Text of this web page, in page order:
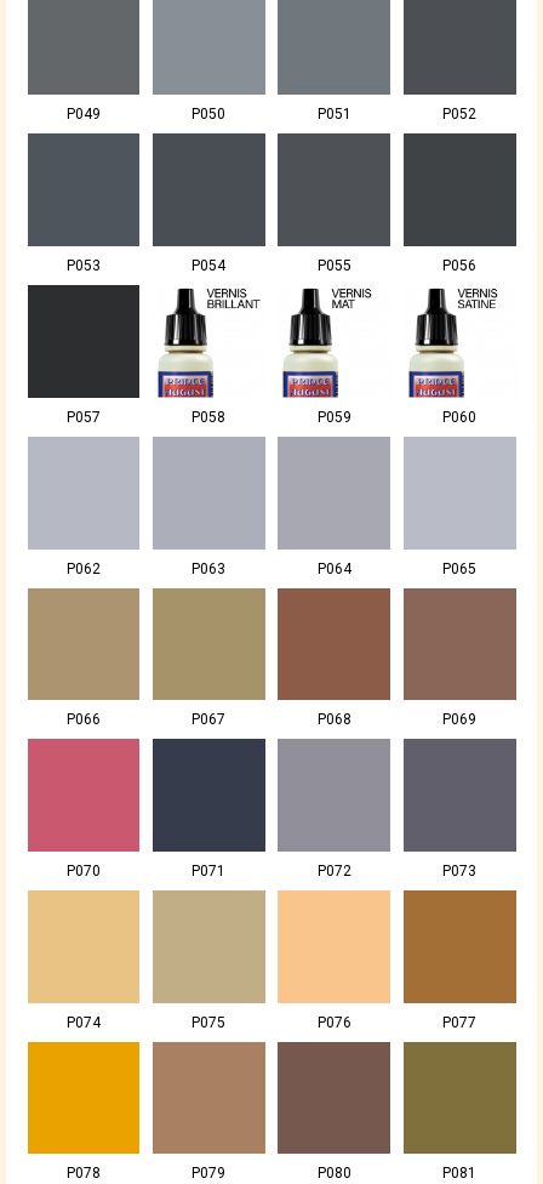
P049 P050 P051 P052
P053 P054 P055 P056
P057 P058 P059 P060
P062 P063 P064 P065
P066 P067 P068 P069
P070 P071 P072 P073
P074 P075 P076 P077
P078 P079 P080 P081